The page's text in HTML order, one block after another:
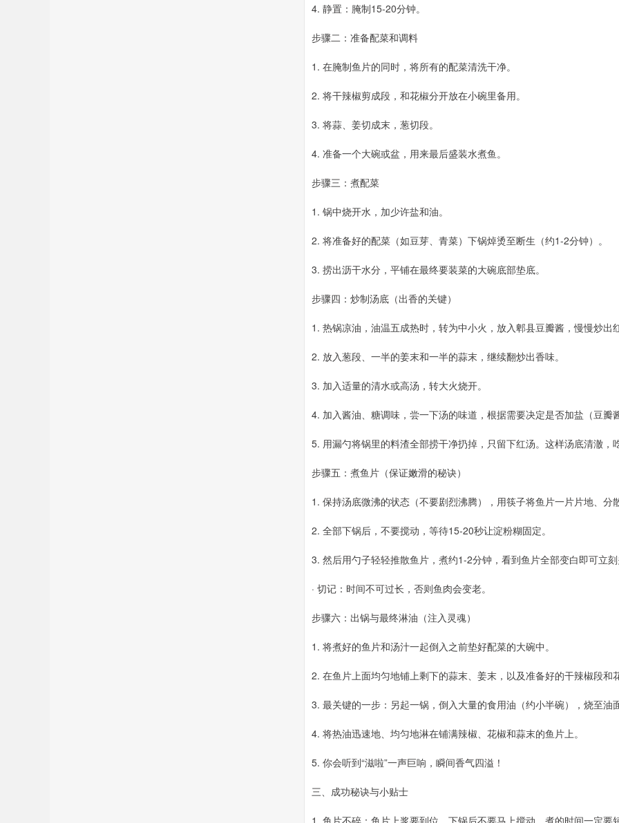
4. 静置：腌制15-20分钟。
步骤二：准备配菜和调料
1. 在腌制鱼片的同时，将所有的配菜清洗干净。
2. 将干辣椒剪成段，和花椒分开放在小碗里备用。
3. 将蒜、姜切成末，葱切段。
4. 准备一个大碗或盆，用来最后盛装水煮鱼。
步骤三：煮配菜
1. 锅中烧开水，加少许盐和油。
2. 将准备好的配菜（如豆芽、青菜）下锅焯烫至断生（约1-2分钟）。
3. 捞出沥干水分，平铺在最终要装菜的大碗底部垫底。
步骤四：炒制汤底（出香的关键）
1. 热锅凉油，油温五成热时，转为中小火，放入郫县豆瓣酱，慢慢炒出
2. 放入葱段、一半的姜末和一半的蒜末，继续翻炒出香味。
3. 加入适量的清水或高汤，转大火烧开。
4. 加入酱油、糖调味，尝一下汤的味道，根据需要决定是否加盐（豆瓣
5. 用漏勺将锅里的料渣全部捞干净扔掉，只留下红汤。这样汤底清澈，
步骤五：煮鱼片（保证嫩滑的秘诀）
1. 保持汤底微沸的状态（不要剧烈沸腾），用筷子将鱼片一片片地、分
2. 全部下锅后，不要搅动，等待15-20秒让淀粉糊固定。
3. 然后用勺子轻轻推散鱼片，煮约1-2分钟，看到鱼片全部变白即可立刻
· 切记：时间不可过长，否则鱼肉会变老。
步骤六：出锅与最终淋油（注入灵魂）
1. 将煮好的鱼片和汤汁一起倒入之前垫好配菜的大碗中。
2. 在鱼片上面均匀地铺上剩下的蒜末、姜末，以及准备好的干辣椒段和
3. 最关键的一步：另起一锅，倒入大量的食用油（约小半碗），烧至油
4. 将热油迅速地、均匀地淋在铺满辣椒、花椒和蒜末的鱼片上。
5. 你会听到“滋啦”一声巨响，瞬间香气四溢！
三、成功秘诀与小贴士
1. 鱼片不碎：鱼片上浆要到位，下锅后不要马上搅动。煮的时间一定要短